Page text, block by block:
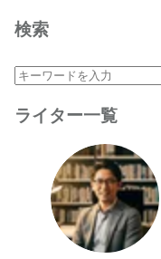
検索
ライター一覧